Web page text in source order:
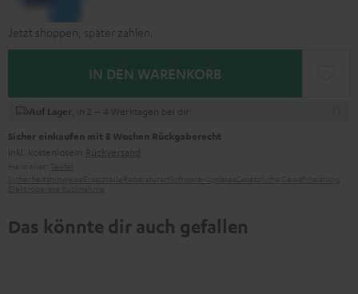
Jetzt shoppen, später zahlen.
IN DEN WARENKORB
Auf Lager , in 2 – 4 Werktagen bei dir
Sicher einkaufen mit 8 Wochen Rückgaberecht
inkl. kostenlosem Rückversand
Das könnte dir auch gefallen